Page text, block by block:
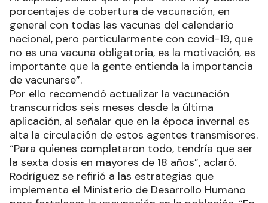
porcentajes de cobertura de vacunación, en
general con todas las vacunas del calendario
nacional, pero particularmente con covid-19, que
no es una vacuna obligatoria, es la motivación, es
importante que la gente entienda la importancia
de vacunarse”.
Por ello recomendó actualizar la vacunación
transcurridos seis meses desde la última
aplicación, al señalar que en la época invernal es
alta la circulación de estos agentes transmisores.
“Para quienes completaron todo, tendría que ser
la sexta dosis en mayores de 18 años”, aclaró.
Rodríguez se refirió a las estrategias que
implementa el Ministerio de Desarrollo Humano